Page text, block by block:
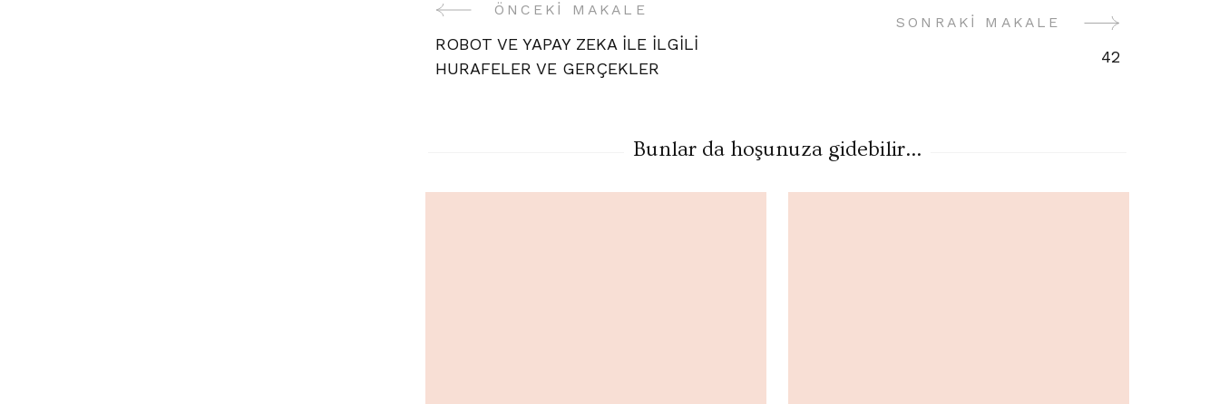
Yazı
Gezinme
ÖNCEKI MAKALE
ROBOT VE YAPAY ZEKA İLE İLGİLİ
HURAFELER VE GERÇEKLER
SONRAKI MAKALE
42
Bunlar da hoşunuza gidebilir...